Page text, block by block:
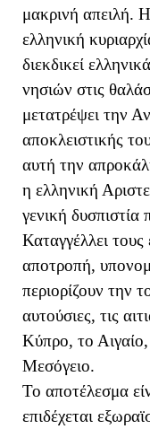
μακρινή απειλή.
ελληνική
διεκδικεί
νησιών στις
μετατρέψει την
αποκλειστικής
αυτή την
η ελληνική
γενική δυσπιστία
Καταγγέλλει
αποτροπή,
περιορίζουν την
αυτούσιες, τις
Κύπρο, το
Μεσόγειο.
Το αποτέλεσμα
επιδέχεται